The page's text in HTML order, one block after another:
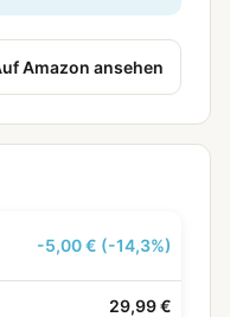
Amazon ansehen
-5,00 € (-14,3%)
29,99 €